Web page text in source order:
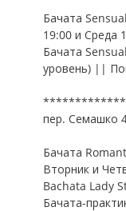
Бачата
19:00 и Среда
Бачата
уровень) ||
пер. Семашко
Бачата
Вторник и
Bachata Lady
Бачата-